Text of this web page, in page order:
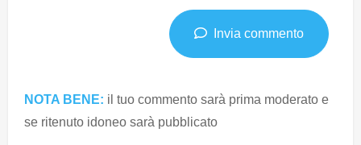
Invia commento
NOTA BENE: il tuo commento sarà prima moderato e
se ritenuto idoneo sarà pubblicato